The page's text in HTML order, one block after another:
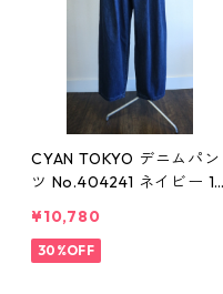
CYAN TOKYO デニムパン
ツ No.404241 ネイビー 11
¥10,780
30%OFF